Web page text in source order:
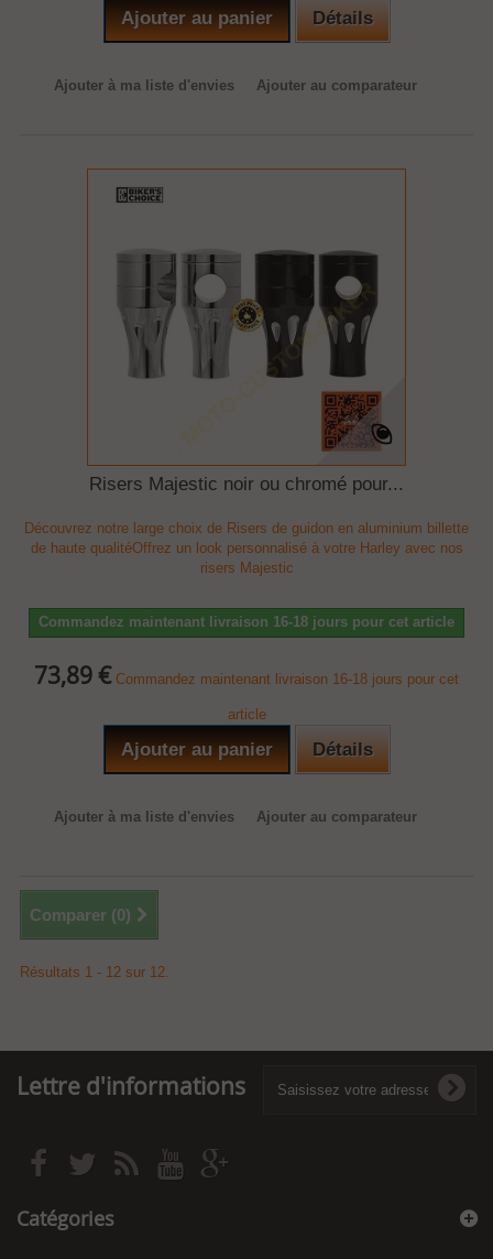
Ajouter au panier Détails
Ajouter à ma liste d'envies Ajouter au comparateur
Risers Majestic noir ou chromé pour...
Découvrez notre large choix de Risers de guidon en aluminium billette
de haute qualitéOffrez un look personnalisé à votre Harley avec nos
risers Majestic
Commandez maintenant livraison 16-18 jours pour cet article
73,89 € Commandez maintenant livraison 16-18 jours pour cet
article
Ajouter au panier Détails
Ajouter à ma liste d'envies Ajouter au comparateur
Comparer (0)
Résultats 1 - 12 sur 12.
Lettre d'informations
Catégories